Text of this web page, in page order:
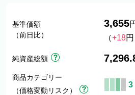
基準価額
（前日比）
3,655
（+18円
純資産総額
商品カテゴリー
（価格変動リスク）
3